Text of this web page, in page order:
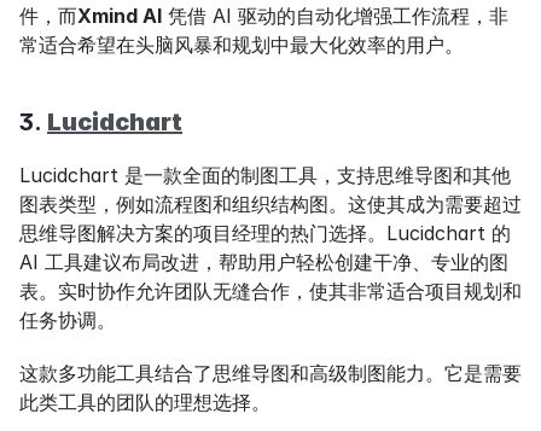
件，而Xmind AI 凭借 AI 驱动的自动化增强工作流程，非
常适合希望在头脑风暴和规划中最大化效率的用户。
3. Lucidchart
Lucidchart 是一款全面的制图工具，支持思维导图和其他
图表类型，例如流程图和组织结构图。这使其成为需要超过
思维导图解决方案的项目经理的热门选择。Lucidchart 的
AI 工具建议布局改进，帮助用户轻松创建干净、专业的图
表。实时协作允许团队无缝合作，使其非常适合项目规划和
任务协调。
这款多功能工具结合了思维导图和高级制图能力。它是需要
此类工具的团队的理想选择。